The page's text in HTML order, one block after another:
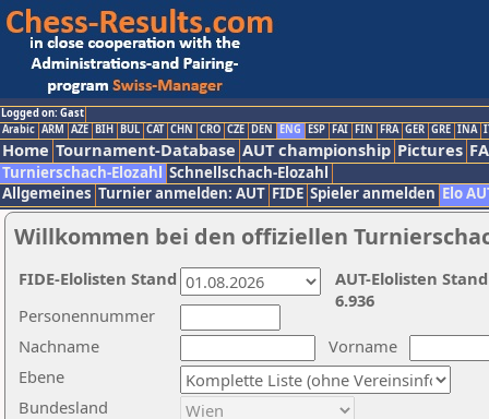
Logged on: Gast
Arabic ARM AZE BIH BUL CAT CHN CRO CZE DEN ENG ESP FAI FIN FRA GER GRE INA
Home Tournament-Database AUT championship Pictures
Turnierschach-Elozahl Schnellschach-Elozahl
Allgemeines Turnier anmelden: AUT FIDE Spieler anmelden Elo
Willkommen bei den offiziellen
Nachname
Vorname
Ebene
Personennummer
Bundesland
AUT-Elolisten
6.936
FIDE-Elolisten Stand